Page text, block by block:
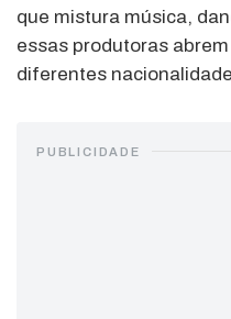
que mistura música,
essas produtoras
diferentes
PUBLICIDADE